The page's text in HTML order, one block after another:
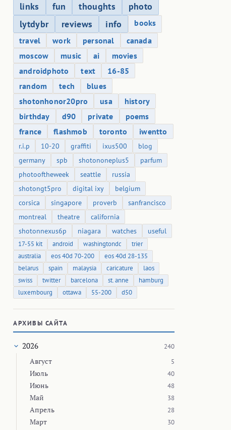
links fun thoughts
photo
lytdybr
reviews info
books
travel
work personal
canada
moscow
music ai
movies
androidphoto
text
16-85
random
tech
blues
shotonhonor20pro
usa
history
birthday
d90 private
poems
france
flashmob toronto iwentto
r.i.p 10-20 graffiti ixus500
blog
germany
spb shotononeplus5
parfum
photooftheweek
seattle
russia
shotongt5pro
digital ixy
belgium
corsica
singapore proverb
sanfrancisco
montreal
theatre
california
shotonnexus6p
niagara watches useful
17-55 kit android washingtondc
trier
australia
eos 40d 70-200
eos 40d 28-135
belarus
spain malaysia caricature
laos
swiss
twitter barcelona st. anne
hamburg
luxembourg
ottawa 55-200 d50
АРХИВЫ САЙТА
2026 240
Август 5
Июль 40
Июнь 48
Май 38
Апрель 28
Март 30